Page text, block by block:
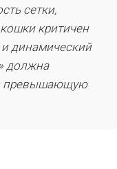
сетки,
критичен
и динамический
должна
превышающую